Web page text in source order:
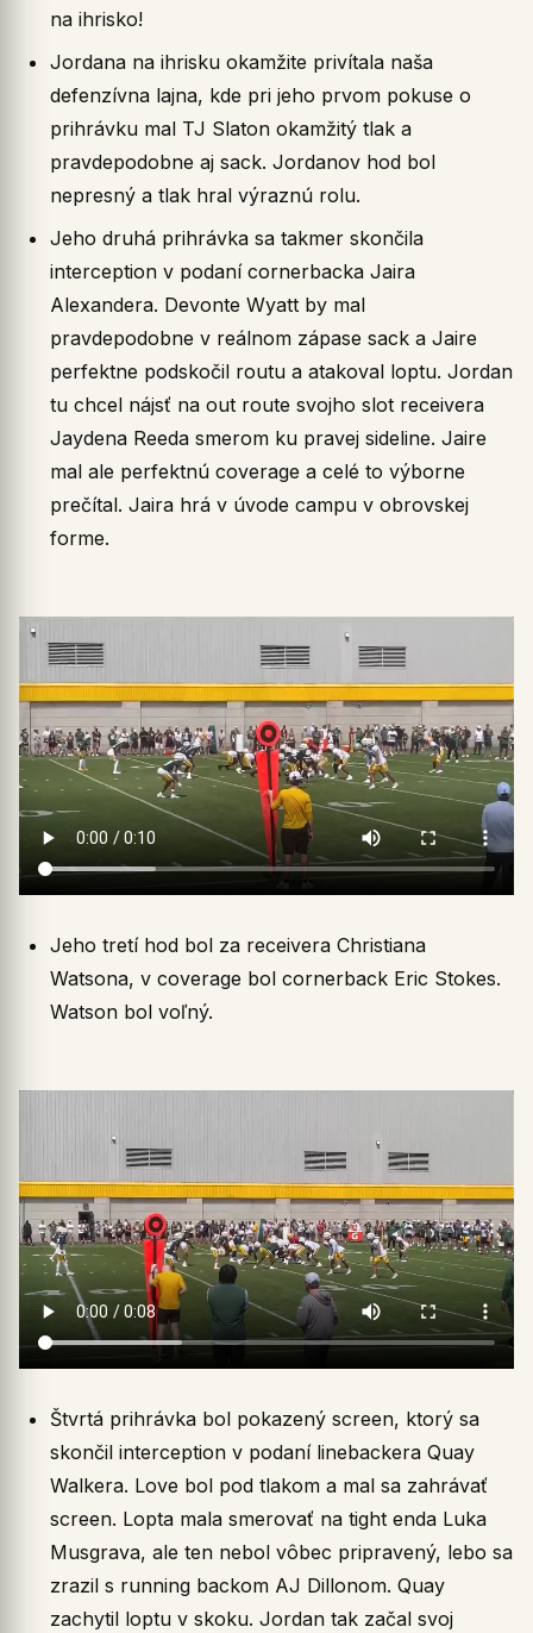
na ihrisko!
Jordana na ihrisku okamžite privítala naša
defenzívna lajna, kde pri jeho prvom pokuse o
prihrávku mal TJ Slaton okamžitý tlak a
pravdepodobne aj sack. Jordanov hod bol
nepresný a tlak hral výraznú rolu.
Jeho druhá prihrávka sa takmer skončila
interception v podaní cornerbacka Jaira
Alexandera. Devonte Wyatt by mal
pravdepodobne v reálnom zápase sack a Jaire
perfektne podskočil routu a atakoval loptu. Jordan
tu chcel nájsť na out route svojho slot receivera
Jaydena Reeda smerom ku pravej sideline. Jaire
mal ale perfektnú coverage a celé to výborne
prečítal. Jaira hrá v úvode campu v obrovskej
forme.
Jeho tretí hod bol za receivera Christiana
Watsona, v coverage bol cornerback Eric Stokes.
Watson bol voľný.
Štvrtá prihrávka bol pokazený screen, ktorý sa
skončil interception v podaní linebackera Quay
Walkera. Love bol pod tlakom a mal sa zahrávať
screen. Lopta mala smerovať na tight enda Luka
Musgrava, ale ten nebol vôbec pripravený, lebo sa
zrazil s running backom AJ Dillonom. Quay
zachytil loptu v skoku. Jordan tak začal svoj